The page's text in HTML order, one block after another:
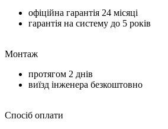
офіційна гарантія 24 місяці
гарантія на систему до 5 років
Монтаж
протягом 2 днів
виїзд інженера безкоштовно
Спосіб оплати